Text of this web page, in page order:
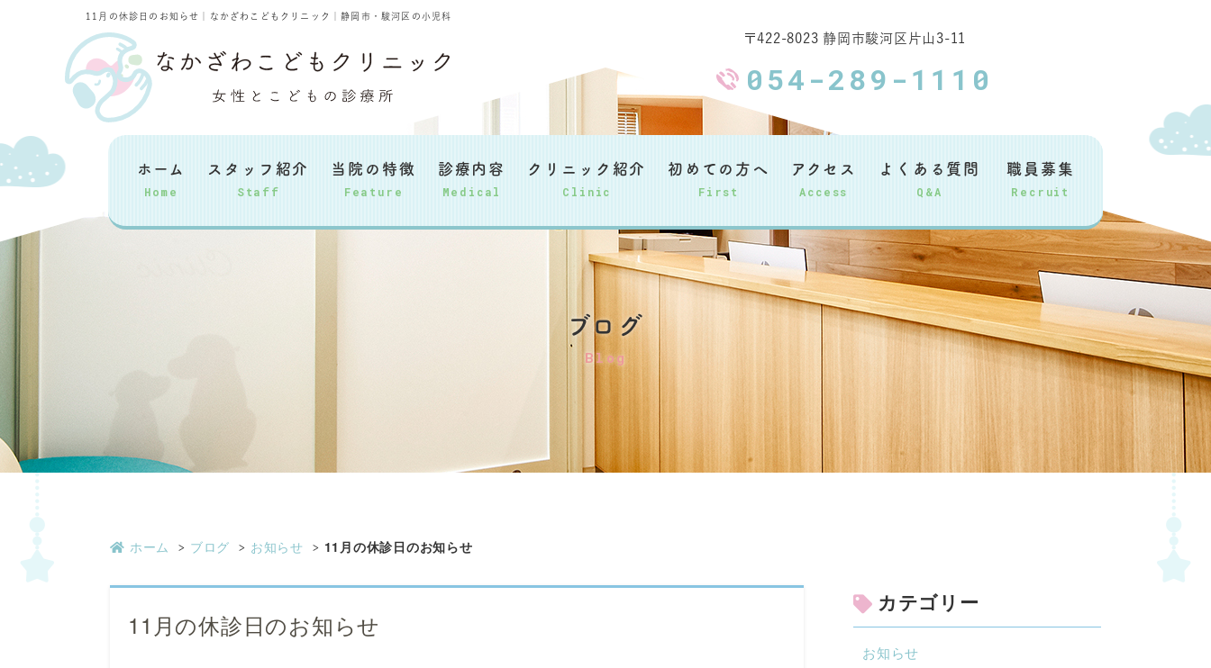
054-289-1110
〒422-8023 静岡市駿河区片山3-11
ホーム
Home
スタッフ紹介
Staff
当院の特徴
Feature
診療内容
Medical
クリニック紹介
Clinic
初めての方へ
First
アクセス
Access
よくある質問
Q&A
職員募集
Recruit
ブログ
Blog
11月の休診日のお知らせ｜なかざわこどもクリニック｜静岡市・駿河区の小児科
ホーム ブログ お知らせ 11月の休診日のお知らせ
11月の休診日のお知らせ
カテゴリー
お知らせ